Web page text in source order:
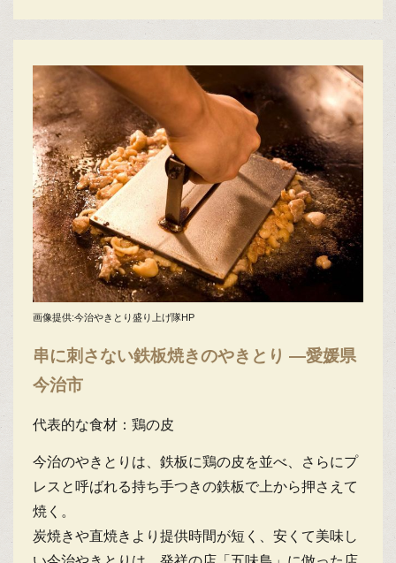
画像提供:今治やきとり盛り上げ隊HP
串に刺さない鉄板焼きのやきとり ―愛媛県
今治市
代表的な食材：鶏の皮
今治のやきとりは、鉄板に鶏の皮を並べ、さらにプ
レスと呼ばれる持ち手つきの鉄板で上から押さえて
焼く。
炭焼きや直焼きより提供時間が短く、安くて美味し